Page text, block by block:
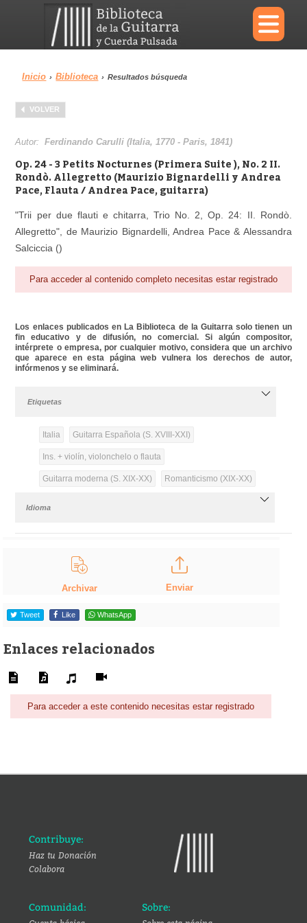
×
Menu
Biblioteca Diccionario
Área personal Reproductor
Inicio › Biblioteca › Resultados búsqueda
VOLVER
Autor:Ferdinando Carulli (Italia, 1770 - Paris, 1841)
Op. 24 - 3 Petits Nocturnes (Primera Suite ), No. 2 II.
Rondò. Allegretto (Maurizio Bignardelli y Andrea
Pace, Flauta / Andrea Pace, guitarra)
"Trii per due flauti e chitarra, Trio No. 2, Op. 24: II. Rondò.
Allegretto", de Maurizio Bignardelli, Andrea Pace & Alessandra
Salciccia ()
Para acceder al contenido completo necesitas estar registrado
Los enlaces publicados en La Biblioteca de la Guitarra solo tienen un
fin educativo y de difusión, no comercial. Si algún compositor,
intérprete o empresa, por cualquier motivo, considera que un archivo
que aparece en esta página web vulnera los derechos de autor,
infórmenos y se eliminará.
Etiquetas
Italia Guitarra Española (S. XVIII-XXI)
Ins. + violín, violonchelo o flauta
Guitarra moderna (S. XIX-XX) Romanticismo (XIX-XX)
Idioma
Archivar Enviar
Tweet Like WhatsApp
Enlaces relacionados
Para acceder a este contenido necesitas estar registrado
Contribuye:
Haz tu Donación
Colabora
Comunidad: Sobre: